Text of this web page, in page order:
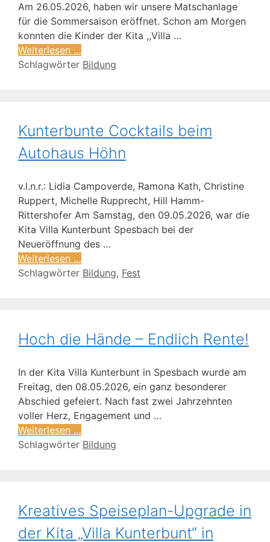
Am 26.05.2026, haben wir unsere Matschanlage
für die Sommersaison eröffnet. Schon am Morgen
konnten die Kinder der Kita ,,Villa …
Weiterlesen …
Schlagwörter Bildung
Kunterbunte Cocktails beim
Autohaus Höhn
v.l.n.r.: Lidia Campoverde, Ramona Kath, Christine
Ruppert, Michelle Rupprecht, Hill Hamm-
Rittershofer Am Samstag, den 09.05.2026, war die
Kita Villa Kunterbunt Spesbach bei der
Neueröffnung des …
Weiterlesen …
Schlagwörter Bildung, Fest
Hoch die Hände – Endlich Rente!
In der Kita Villa Kunterbunt in Spesbach wurde am
Freitag, den 08.05.2026, ein ganz besonderer
Abschied gefeiert. Nach fast zwei Jahrzehnten
voller Herz, Engagement und …
Weiterlesen …
Schlagwörter Bildung
Kreatives Speiseplan-Upgrade in
der Kita „Villa Kunterbunt“ in